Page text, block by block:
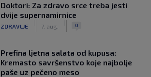
Doktori: Za zdravo srce treba jesti
dvije supernamirnice
ZDRAVLJE 7. aug. 0
Prefina ljetna salata od kupusa:
Kremasto savršenstvo koje najbolje
paše uz pečeno meso